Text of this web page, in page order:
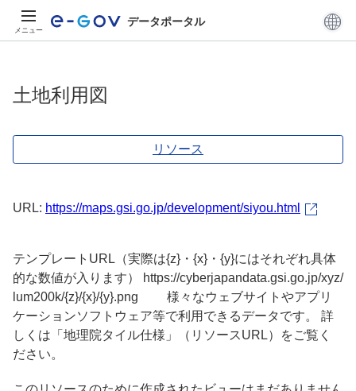
メニュー
データポータル
土地利用図
リソース
URL: https://maps.gsi.go.jp/development/siyou.html
テンプレートURL（実際は{z}・{x}・{y}にはそれぞれ具体
的な数値が入ります） https://cyberjapandata.gsi.go.jp/xyz/
lum200k/{z}/{x}/{y}.png 様々なウェブサイトやアプリ
ケーションソフトウェア等で利用できるデータです。 詳
しくは「地理院タイル仕様」（リソースURL）をご覧く
ださい。